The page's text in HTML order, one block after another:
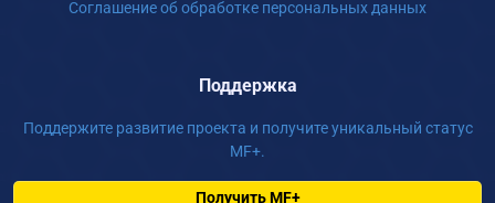
Соглашение об обработке персональных данных
Поддержка
Поддержите развитие проекта и получите уникальный статус
MF+.
Получить MF+